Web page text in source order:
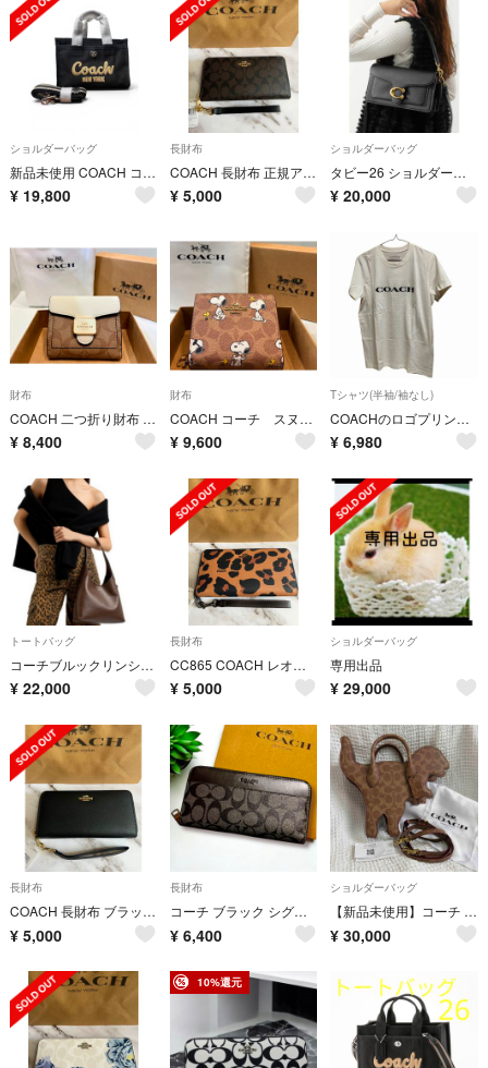
ショルダーバッグ
新品未使用 COACH コーチ CP164 ブラック 2WAY ショルダーバッグ
¥ 19,800
長財布
COACH 長財布 正規アウトレット品 レディース/メンズ ダークブラウン
¥ 5,000
ショルダーバッグ
タビー26 ショルダー肩掛け タビー Black &gold
¥ 20,000
財布
COACH 二つ折り財布 シグネチャー ホワイト ブラウン
¥ 8,400
財布
COACH コーチ スヌーピー 二つ折り財布 コラボ
¥ 9,600
Tシャツ(半袖/袖なし)
COACHのロゴプリント半袖Tシャツ
¥ 6,980
トートバッグ
コーチブルックリンショルダー28 メイプル
¥ 22,000
長財布
CC865 COACH レオパード柄 ラウンドジップ長財布 アウトレット
¥ 5,000
ショルダーバッグ
専用出品
¥ 29,000
長財布
COACH 長財布 ブラック×ゴールド金具 シンプルデザイン ユニセックス
¥ 5,000
長財布
コーチ ブラック シグネチャー メンズ 長財布
¥ 6,400
ショルダーバッグ
【新品未使用】コーチ COACH レキシー バッグ・シグネチャー
¥ 30,000
10%還元